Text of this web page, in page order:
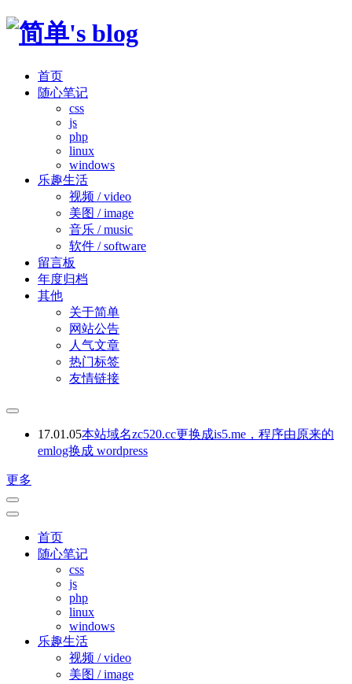
首页
随心笔记
css
js
php
linux
windows
乐趣生活
视频 / video
美图 / image
音乐 / music
软件 / software
留言板
年度归档
其他
关于简单
网站公告
人气文章
热门标签
友情链接
17.01.05本站域名zc520.cc更换成is5.me，程序由原来的
emlog换成 wordpress
更多
首页
随心笔记
css
js
php
linux
windows
乐趣生活
视频 / video
美图 / image